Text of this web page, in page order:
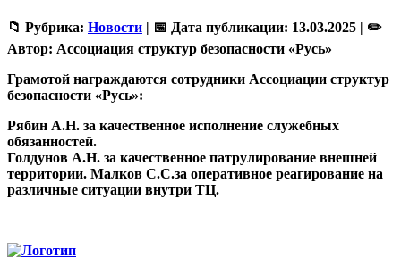
📁 Рубрика: Новости | 📅 Дата публикации: 13.03.2025 | ✏️
Автор: Ассоциация структур безопасности «Русь»
Грамотой награждаются сотрудники Ассоциации структур
безопасности «Русь»:
Рябин А.Н. за качественное исполнение служебных
обязанностей.
Голдунов А.Н. за качественное патрулирование внешней
территории. Малков С.С.за оперативное реагирование на
различные ситуации внутри ТЦ.